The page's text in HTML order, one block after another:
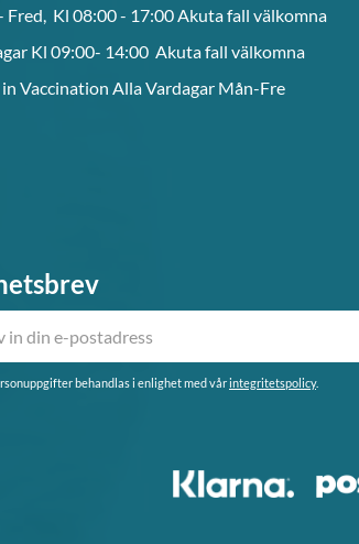
Fred, Kl 08:00 - 17:00 Akuta fall välkomna
Kl 09:00- 14:00 Akuta fall välkomna
Vaccination Alla Vardagar Mån-Fre
behandlas i enlighet med vårintegritetspolicy.